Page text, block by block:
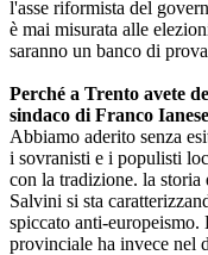
l'asse riformista del
è mai misurata alle
saranno un banco di
Perché a Trento avete
sindaco di Franco
Abbiamo aderito senza
i sovranisti e i populisti
con la tradizione. la
Salvini si sta
spiccato anti-
provinciale ha invece nel